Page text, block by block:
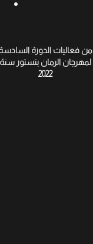
من فعاليات الدورة
لمهرجان الرمان بتستور سنة
2022